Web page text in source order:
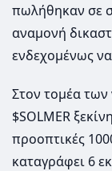
πωλήθηκαν σε
αναμονή
ενδεχομένως
Στον τομέα των
$SOLMER
προοπτικές
καταγράφει 6